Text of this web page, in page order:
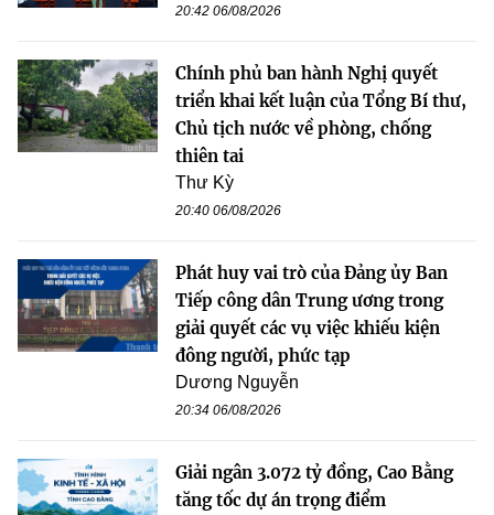
20:42 06/08/2026
Chính phủ ban hành Nghị quyết
triển khai kết luận của Tổng Bí thư,
Chủ tịch nước về phòng, chống
thiên tai
Thư Kỳ
20:40 06/08/2026
Phát huy vai trò của Đảng ủy Ban
Tiếp công dân Trung ương trong
giải quyết các vụ việc khiếu kiện
đông người, phức tạp
Dương Nguyễn
20:34 06/08/2026
Giải ngân 3.072 tỷ đồng, Cao Bằng
tăng tốc dự án trọng điểm